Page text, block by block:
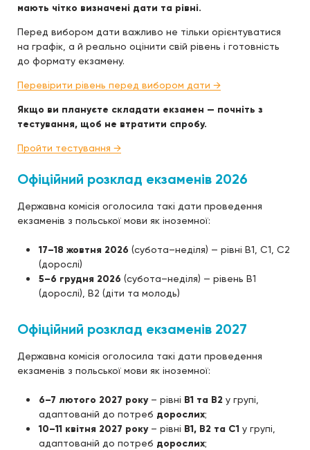
мають чітко визначені дати та рівні.
Перед вибором дати важливо не тільки орієнтуватися
на графік, а й реально оцінити свій рівень і готовність
до формату екзамену.
Перевірити рівень перед вибором дати →
Якщо ви плануєте складати екзамен — почніть з
тестування, щоб не втратити спробу.
Пройти тестування →
Офіційний розклад екзаменів 2026
Державна комісія оголосила такі дати проведення
екзаменів з польської мови як іноземної:
17–18 жовтня 2026 (субота–неділя) — рівні B1, C1, C2
(дорослі)
5–6 грудня 2026 (субота–неділя) — рівень B1
(дорослі), B2 (діти та молодь)
Офіційний розклад екзаменів 2027
Державна комісія оголосила такі дати проведення
екзаменів з польської мови як іноземної:
6–7 лютого 2027 року– рівні B1 та B2 у групі,
адаптованій до потреб дорослих;
10–11 квітня 2027 року– рівні B1, B2 та C1 у групі,
адаптованій до потреб дорослих;